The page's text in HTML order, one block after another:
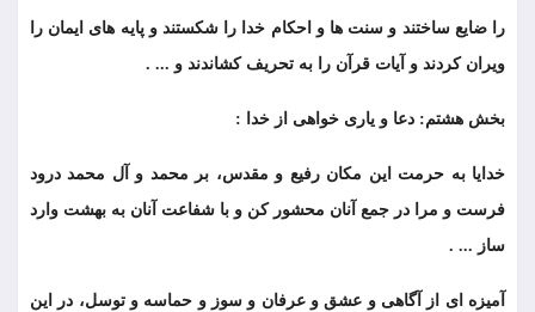
را ضایع ساختند و سنت ها و احکام خدا را شکستند و پایه های ایمان را
ویران کردند و آیات قرآن را به تحریف کشاندند و ... .
بخش هشتم: دعا و یاری خواهی از خدا :
خدایا به حرمت این مکان رفیع و مقدس، بر محمد و آل محمد درود
فرست و مرا در جمع آنان محشور کن و با شفاعت آنان به بهشت وارد
ساز ... .
آمیزه ای از آگاهی و عشق و عرفان و سوز و حماسه و توسل، در این